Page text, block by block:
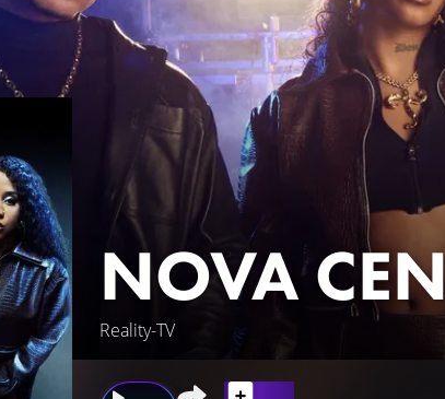
NOVA
Reality-TV